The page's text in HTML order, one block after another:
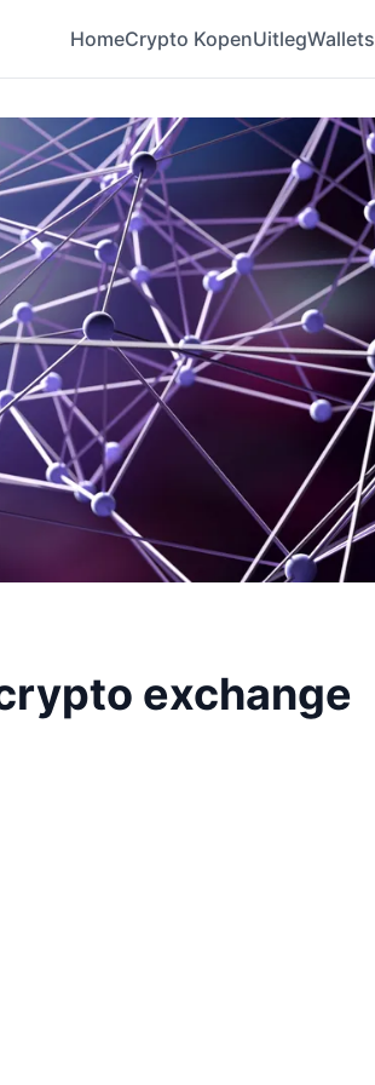
HomeCrypto KopenUitlegWallets
exchange